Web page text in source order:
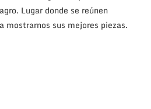
Lugar donde se reúnen
mostrarnos sus mejores piezas.